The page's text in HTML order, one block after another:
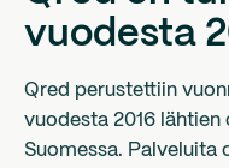
vuodesta
Qred perustettiin
vuodesta 2016
Suomessa. Palveluita